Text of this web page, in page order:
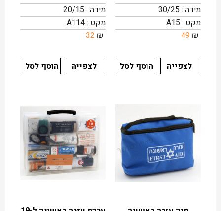
מידה : 30/25
מקט : A15
₪
49
לצפייה הוסף לסל
מידה : 20/15
מקט : A114
₪
32
לצפייה הוסף לסל